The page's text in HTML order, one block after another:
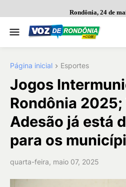
Rondônia, 24 de
Página inicial Esportes
Jogos
Rondônia 2025;
Adesão já está
para os
quarta-feira, maio 07, 2025